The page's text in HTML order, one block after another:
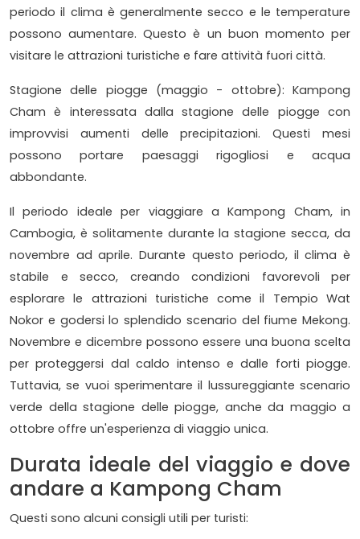
periodo il clima è generalmente secco e le temperature
possono aumentare. Questo è un buon momento per
visitare le attrazioni turistiche e fare attività fuori città.
Stagione delle piogge (maggio - ottobre): Kampong
Cham è interessata dalla stagione delle piogge con
improvvisi aumenti delle precipitazioni. Questi mesi
possono portare paesaggi rigogliosi e acqua
abbondante.
Il periodo ideale per viaggiare a Kampong Cham, in
Cambogia, è solitamente durante la stagione secca, da
novembre ad aprile. Durante questo periodo, il clima è
stabile e secco, creando condizioni favorevoli per
esplorare le attrazioni turistiche come il Tempio Wat
Nokor e godersi lo splendido scenario del fiume Mekong.
Novembre e dicembre possono essere una buona scelta
per proteggersi dal caldo intenso e dalle forti piogge.
Tuttavia, se vuoi sperimentare il lussureggiante scenario
verde della stagione delle piogge, anche da maggio a
ottobre offre un'esperienza di viaggio unica.
Durata ideale del viaggio e dove
andare a Kampong Cham
Questi sono alcuni consigli utili per turisti: